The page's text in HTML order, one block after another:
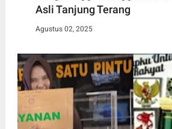
Asli Tanjung Terang
Agustus 02, 2025